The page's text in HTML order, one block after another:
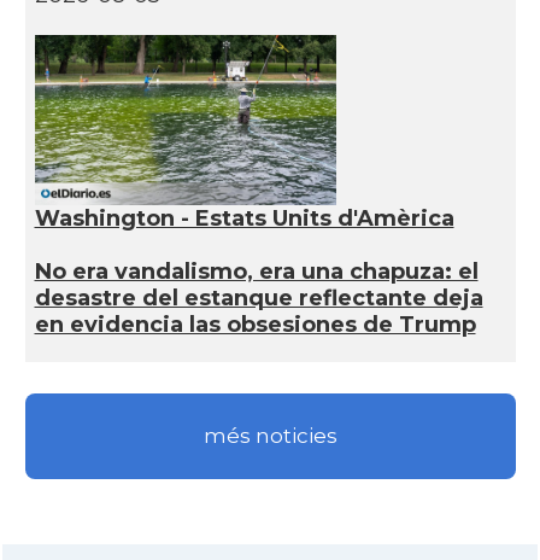
Washington - Estats Units d'Amèrica
No era vandalismo, era una chapuza: el
desastre del estanque reflectante deja
en evidencia las obsesiones de Trump
més noticies